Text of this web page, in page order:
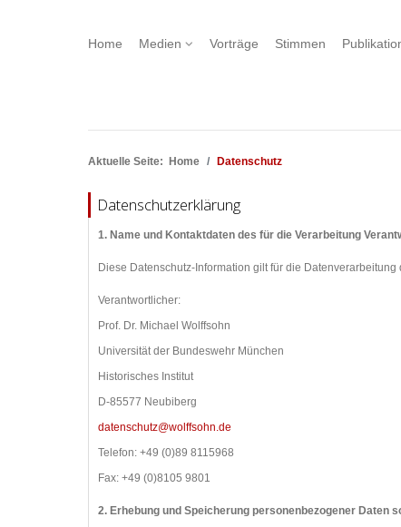
Home Medien Vorträge Stimmen
Aktuelle Seite: Home Datenschutz
Datenschutzerklärung
1. Name und Kontaktdaten des für die Verarbeitung
Diese Datenschutz-Information gilt für die Datenverarbeitung
Verantwortlicher:
Prof. Dr. Michael Wolffsohn
Universität der Bundeswehr München
Historisches Institut
D-85577 Neubiberg
datenschutz@wolffsohn.de
Telefon: +49 (0)89 8115968
Fax: +49 (0)8105 9801
2. Erhebung und Speicherung personenbezogener Daten